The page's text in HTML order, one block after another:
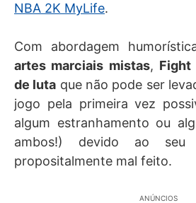
NBA 2K MyLife.
Com abordagem
artes marciais mistas, Fight
de luta que não pode ser
jogo pela primeira vez
algum estranhamento ou
ambos!) devido ao
propositalmente mal feito.
ANÚNCIOS